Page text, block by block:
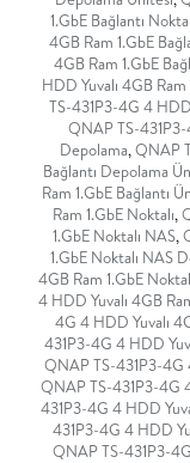
1.GbE Bağlantı
4GB Ram 1.GbE
4GB Ram 1.GbE
HDD Yuvalı 4GB
TS-431P3-4G 4
QNAP TS-431P3-
Depolama,QNAP
Bağlantı Depolama
Ram 1.GbE Bağlantı
Ram 1.GbE Noktalı,
1.GbE Noktalı NAS,
1.GbE Noktalı NAS
4GB Ram 1.GbE
4 HDD Yuvalı 4GB
4G 4 HDD Yuvalı
431P3-4G 4 HDD
QNAP TS-431P3-4G
QNAP TS-431P3-4G
431P3-4G 4 HDD
431P3-4G 4 HDD
QNAP TS-431P3-